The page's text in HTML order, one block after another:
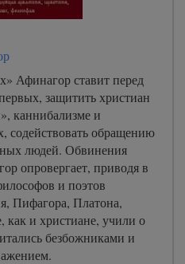
Афинагор ставит перед
защитить христиан
каннибализме и
содействовать обращению
людей. Обвинения
опровергает, приводя в
и поэтов
Пифагора, Платона,
как и христиане, учили о
безбожниками и